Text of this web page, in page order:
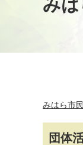
み
みはら市
団体